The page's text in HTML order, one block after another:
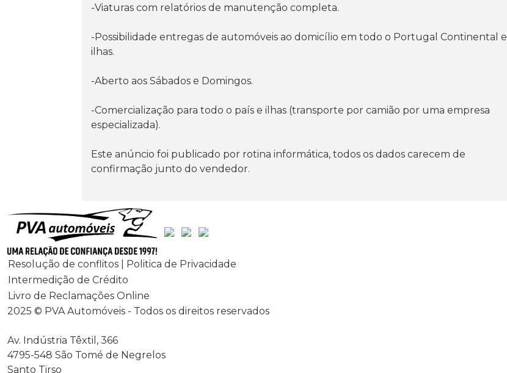
-Viaturas com relatórios de manutenção completa.
-Possibilidade entregas de automóveis ao domicílio em todo o Portugal Continental e
ilhas.
-Aberto aos Sábados e Domingos.
-Comercialização para todo o país e ilhas (transporte por camião por uma empresa
especializada).
Este anúncio foi publicado por rotina informática, todos os dados carecem de
confirmação junto do vendedor.
Resolução de conflitos | Politica de Privacidade
Intermedição de Crédito
Livro de Reclamações Online
2025 © PVA Automóveis - Todos os direitos reservados
Av. Indústria Têxtil, 366
4795-548 São Tomé de Negrelos
Santo Tirso